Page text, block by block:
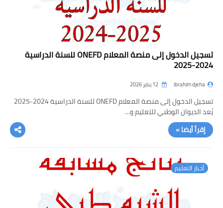
تسجيل الدخول إلى منصة المعلام ONEFD للسنة الدراسية
2024-2025
ibrahim djeha
تسجيل الدخول إلى منصة المعلام ONEFD للسنة الدراسية 2024-2025
يُعد الديوان الوطني للتعليم و…
إقرأ أيضا »
أخبار التعليم